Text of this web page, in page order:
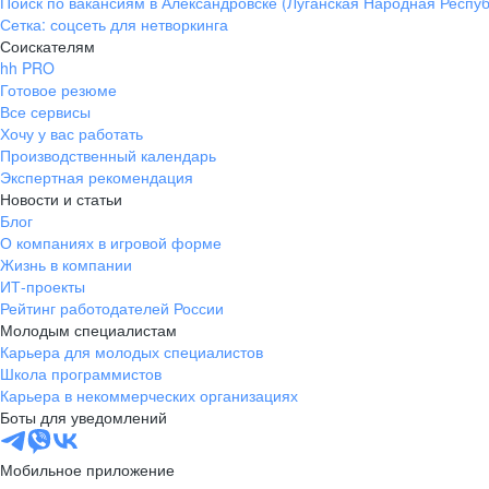
Сетка: соцсеть для нетворкинга
Соискателям
hh PRO
Готовое резюме
Все сервисы
Хочу у вас работать
Производственный календарь
Экспертная рекомендация
Новости и статьи
Блог
О компаниях в игровой форме
Жизнь в компании
ИТ-проекты
Рейтинг работодателей России
Молодым специалистам
Карьера для молодых специалистов
Школа программистов
Карьера в некоммерческих организациях
Боты для уведомлений
Мобильное приложение